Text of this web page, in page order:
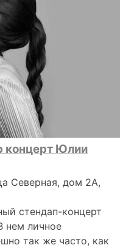
концерт Юлии
Северная, дом 2А,
стендап-концерт
нем личное
так же часто, как